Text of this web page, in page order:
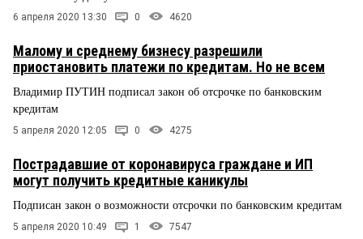
6 апреля 2020 13:30 0 4620
Малому и среднему бизнесу разрешили
приостановить платежи по кредитам. Но не всем
Владимир ПУТИН подписал закон об отсрочке по банковским
кредитам
5 апреля 2020 12:05 0 4275
Пострадавшие от коронавируса граждане и ИП
могут получить кредитные каникулы
Подписан закон о возможности отсрочки по банковским кредитам
5 апреля 2020 10:49 1 7547